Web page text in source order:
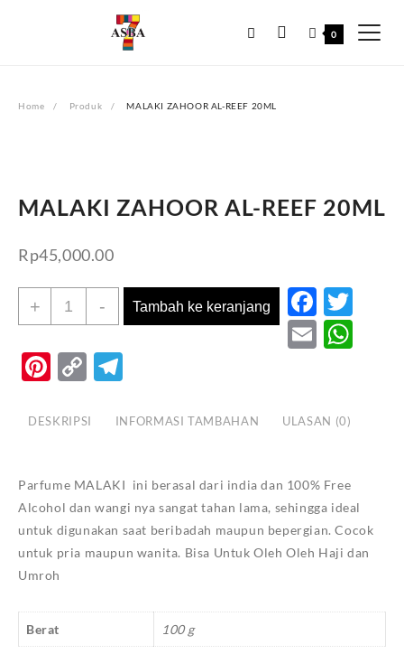
0
Home Produk MALAKI ZAHOOR AL-REEF 20ML
MALAKI ZAHOOR AL-REEF 20ML
Rp45,000.00
+
Kuantitas
MALAKI
AL-
- Tambah ke keranjang
Email
Pinterest
Copy
DESKRIPSI INFORMASI TAMBAHAN ULASAN (0)
Parfume MALAKI ini berasal dari india dan 100% Free
Alcohol dan wangi nya sangat tahan lama, sehingga ideal
untuk digunakan saat beribadah maupun bepergian. Cocok
untuk pria maupun wanita. Bisa Untuk Oleh Oleh Haji dan
Umroh
Berat 100 g